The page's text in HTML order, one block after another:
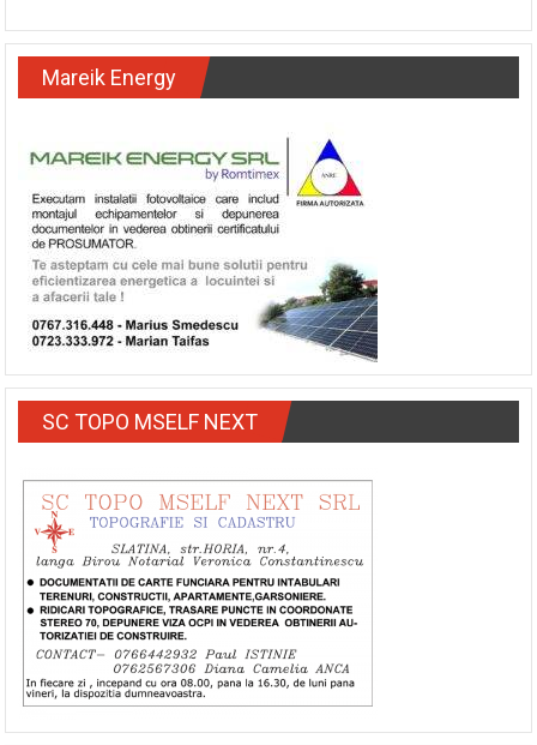
Mareik Energy
SC TOPO MSELF NEXT